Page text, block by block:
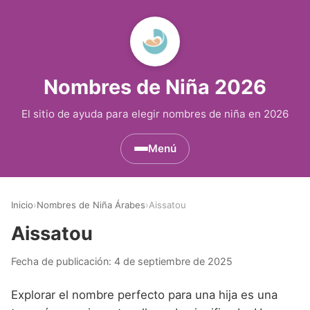
Nombres de Niña 2026
El sitio de ayuda para elegir nombres de niña en 2026
Menú
Nombres de Niña que empiezan por D
Nombres de Niña Egipcios
Nombres de Niña Americanos
Inicio›Nombres de Niña Árabes›Aissatou
Aissatou
Fecha de publicación: 4 de septiembre de 2025
Explorar el nombre perfecto para una hija es una